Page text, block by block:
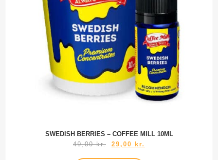
SWEDISH BERRIES – COFFEE MILL 10ML
49,00kr. 29,00 kr.